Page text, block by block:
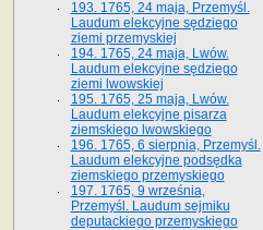
193. 1765, 24 maja, Przemyśl.
Laudum elekcyjne sędziego
ziemi przemyskiej
194. 1765, 24 maja, Lwów.
Laudum elekcyjne sędziego
ziemi lwowskiej
195. 1765, 25 maja, Lwów.
Laudum elekcyjne pisarza
ziemskiego lwowskiego
196. 1765, 6 sierpnia, Przemyśl.
Laudum elekcyjne podsędka
ziemskiego przemyskiego
197. 1765, 9 września,
Przemyśl. Laudum sejmiku
deputackiego przemyskiego